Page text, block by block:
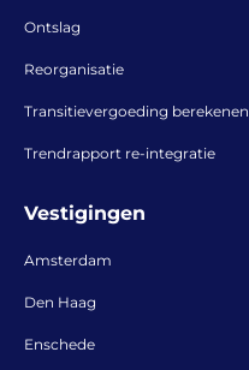
Ontslag
Reorganisatie
Transitievergoeding berekenen
Trendrapport re-integratie
Vestigingen
Amsterdam
Den Haag
Enschede